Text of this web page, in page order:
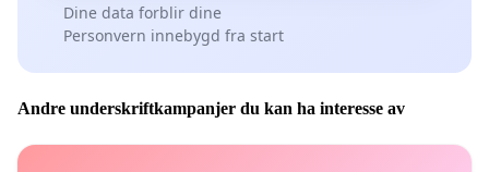
Dine data forblir dine
Personvern innebygd fra start
Andre underskriftkampanjer du kan ha interesse av